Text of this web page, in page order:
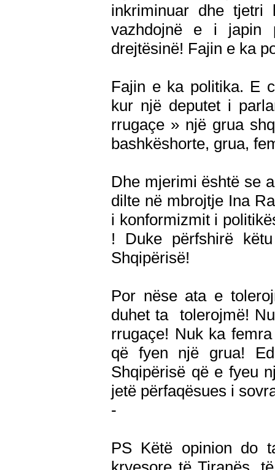
inkriminuar dhe tjetri
vazhdojnë e i japin
drejtësinë! Fajin e ka
Fajin e ka politika. E
kur një deputet i
rrugaçe » një grua
bashkëshorte, grua,
Dhe mjerimi është se
dilte në mbrojtje Ina
i konformizmit i
! Duke përfshirë
Shqipërisë!
Por nëse ata e
duhet ta tolerojmë!
rrugaçe! Nuk ka
që fyen një grua!
Shqipërisë që e fyeu
jetë përfaqësues i
-
PS Këtë opinion do